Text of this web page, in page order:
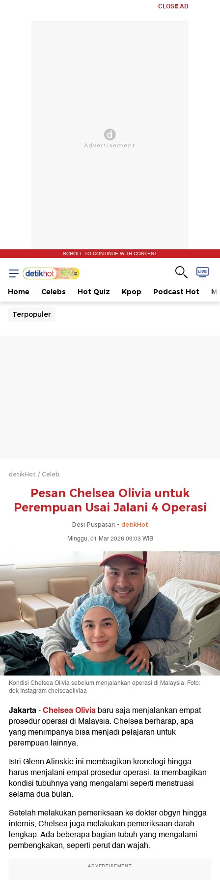
CLOSE AD
SCROLL TO CONTINUE WITH CONTENT
Home Celebs Hot Quiz Kpop Podcast Hot
Terpopuler
detikHot Celeb
Pesan Chelsea Olivia untuk
Perempuan Usai Jalani 4 Operasi
Desi Puspasari - detikHot
Minggu, 01 Mar 2026 09:03 WIB
Kondisi Chelsea Olivia sebelum menjalankan operasi di Malaysia. Foto:
dok Instagram chelseaoliviaa
Jakarta-Chelsea Oliviabaru saja menjalankan empat
prosedur operasi di Malaysia. Chelsea berharap, apa
yang menimpanya bisa menjadi pelajaran untuk
perempuan lainnya.
Istri Glenn Alinskie ini membagikan kronologi hingga
harus menjalani empat prosedur operasi. Ia membagikan
kondisi tubuhnya yang mengalami seperti menstruasi
selama dua bulan.
Setelah melakukan pemeriksaan ke dokter obgyn hingga
internis, Chelsea juga melakukan pemeriksaan darah
lengkap. Ada beberapa bagian tubuh yang mengalami
pembengkakan, seperti perut dan wajah.
ADVERTISEMENT